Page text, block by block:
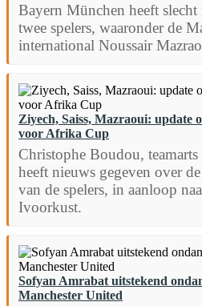
Bayern München heeft
twee spelers, waaronder de
international Noussair
Ziyech, Saiss, Mazraoui: update
voor Afrika Cup
Christophe Boudou,
heeft nieuws gegeven over
van de spelers, in aanloop
Ivoorkust.
Sofyan Amrabat uitstekend
Manchester United